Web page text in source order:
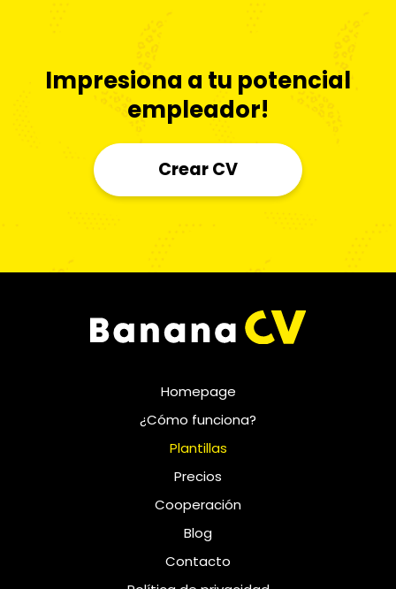
Impresiona a tu potencial
empleador!
Crear CV
Homepage
¿Cómo funciona?
Plantillas
Precios
Cooperación
Blog
Contacto